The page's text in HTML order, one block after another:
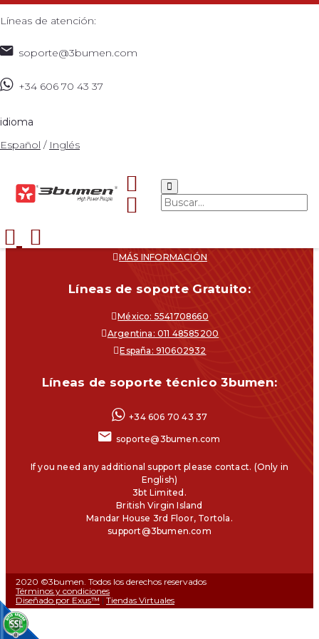
Líneas de atención:
soporte@3bumen.com
+34 606 70 43 37
idioma
Español / Inglés
CATÁLOGO
¿DÓNDE COMPRAR?
MÁS INFORMACIÓN
Líneas de soporte Gratuito:
México: 5541708660
Argentina: 011 48585200
España: 910602932
Líneas de soporte técnico 3bumen:
+34 606 70 43 37
soporte@3bumen.com
If you need any additional support please contact. (Only in
English)
3bt Limited.
British Virgin Island
Mandar House 3rd Floor, Tortola.
support@3bumen.com
2020 ©3bumen. Todos los derechos reservados
Términos y condiciones
Diseñado por Exus™ | Tiendas Virtuales